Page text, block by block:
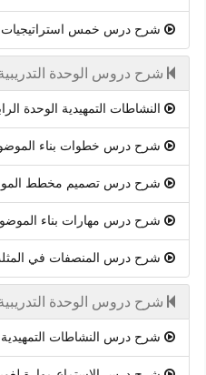
شرح درس خمس استراتيجيات
شرح دروس الوحدة التدريبية
النشاطات التمهيدية الوحدة
شرح درس خطوات بناء
شرح درس تصميم مخطط
شرح درس مهارات بناء
شرح درس المنصفات في
شرح دروس الوحدة
شرح درس النشاطات التمهيدية